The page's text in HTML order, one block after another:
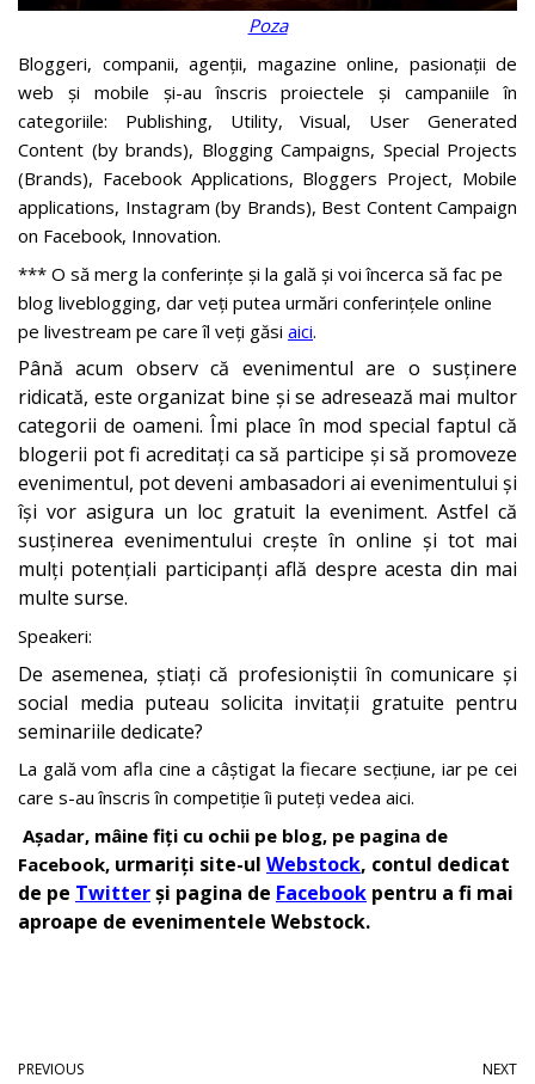
Poza
Bloggeri, companii, agenții, magazine online, pasionații de
web și mobile și-au înscris proiectele și campaniile în
categoriile: Publishing, Utility, Visual, User Generated
Content (by brands), Blogging Campaigns, Special Projects
(Brands), Facebook Applications, Bloggers Project, Mobile
applications, Instagram (by Brands), Best Content Campaign
on Facebook, Innovation.
*** O să merg la conferințe și la gală și voi încerca să fac pe
blog liveblogging, dar veți putea urmări conferințele online
pe livestream pe care îl veți găsi aici.
Până acum observ că evenimentul are o susținere
ridicată, este organizat bine și se adresează mai multor
categorii de oameni. Îmi place în mod special faptul că
blogerii pot fi acreditați ca să participe și să promoveze
evenimentul, pot deveni ambasadori ai evenimentului și
își vor asigura un loc gratuit la eveniment. Astfel că
susținerea evenimentului crește în online și tot mai
mulți potențiali participanți află despre acesta din mai
multe surse.
Speakeri:
De asemenea, știați că profesioniștii în comunicare și
social media puteau solicita invitații gratuite pentru
seminariile dedicate?
La gală vom afla cine a câștigat la fiecare secțiune, iar pe cei
care s-au înscris în competiție îi puteți vedea aici.
Așadar, mâine fiți cu ochii pe blog, pe pagina de
Facebook, urmariți site-ul Webstock, contul dedicat
de pe Twitterși pagina de Facebook pentru a fi mai
aproape de evenimentele Webstock.
PREVIOUS NEXT